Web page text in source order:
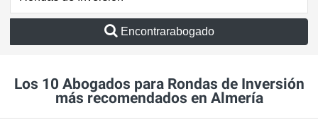
Encontrarabogado
Los 10 Abogados para Rondas de Inversión
más recomendados en Almería